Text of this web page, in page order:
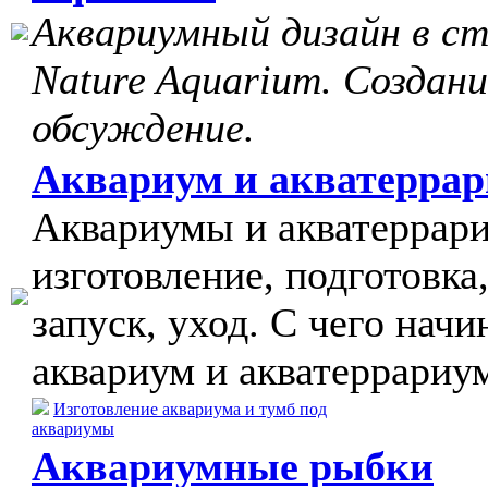
Аквариумный дизайн в
Nature Aquarium.
обсуждение.
Аквариум и
Аквариумы и
изготовление, подготовка,
запуск, уход. С чего
аквариум и
Изготовление аквариума и тумб под
аквариумы
Аквариумные рыбки